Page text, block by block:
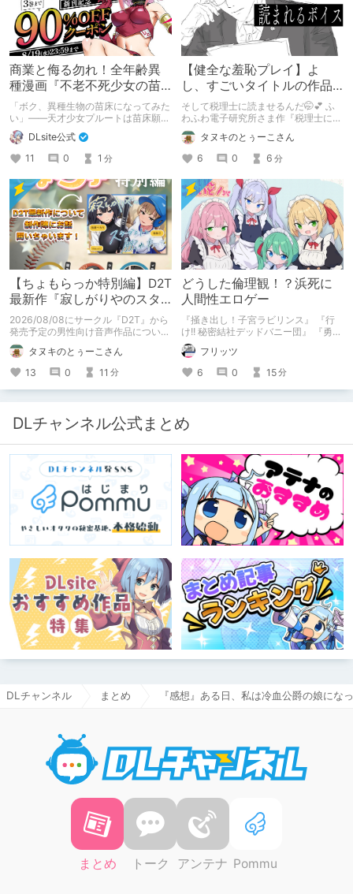
商業と侮る勿れ！全年齢異
種漫画『不老不死少女の苗
床旅行記』新刊記念1～3巻
90%オフクーポン配布中✨
「ボク、異種生物の苗床になってみた
い」――天才少女プルートは苗床願望
を叶えるため、不老不死の体を手に入
れた！ 話題沸騰の全年齢苗床コミッ
クスの新刊が発売開始！ それを記念
して1～3巻まで90%OFFクーポン配
布いたします！ まだ本作品未体験の
皆さん、多分お好きです。ぜひお試し
ください。
DLsite公式
11
0 1 分
【健全な羞恥プレイ】よ
し、すごいタイトルの作品
をまた買おう。【湧き上が
る不健全な気持ち】
そして税理士に読ませるんだ🤭💕 ふ
わふわ電子研究所さま作『税理士に購
入履歴読まれるボイス』の感想レビュ
ーです！タヌキのとぅーこさん
6
0 6 分
【ちょもらっか特別編】D2T
最新作『寂しがりやのスタ
ーダストと触れあって』制
作陣にインタビュー！🎤
2026/08/08にサークル『D2T』から
発売予定の男性向け音声作品について
逆神ラニさんと不束こけしさんにお話
聞いちゃいました！夏コミに関する告
知もあります！
タヌキのとぅーこさん
13
0 11 分
どうした倫理観！？浜死に
人間性エロゲー
『掻き出し！子宮ラビリンス』 『行
け!! 秘密結社デッドバニー団』 『勇者
ミアとツンツン猫サキュバス ~それで
も勇者はコロせない!~』 『めいどいん
めいど！』 本記事はねくすとテーマ
「人に薦めづらいけど好きな作
品」”ではない”です。 好きだったら人
フリッツ
6
0 15分
DLチャンネル公式まとめ
DLチャンネル まとめ 『感想』ある日、私は冷血公爵の娘にな
まとめ トーク アンテナ Pommu